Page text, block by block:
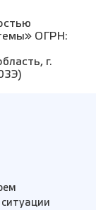
ОГРН:
г.